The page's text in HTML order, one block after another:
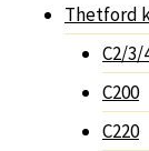
Thetford
C2/3/
C200
C220